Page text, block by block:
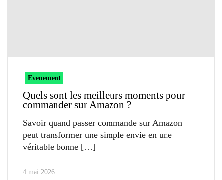
Evenement
Quels sont les meilleurs moments pour
commander sur Amazon ?
Savoir quand passer commande sur Amazon
peut transformer une simple envie en une
véritable bonne
4 mai 2026